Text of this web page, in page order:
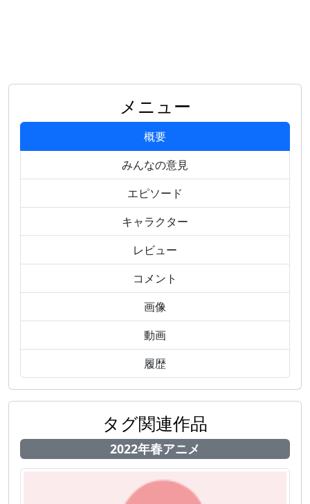
メニュー
概要
みんなの意見
エピソード
キャラクター
レビュー
コメント
画像
動画
履歴
タグ関連作品
2022年春アニメ